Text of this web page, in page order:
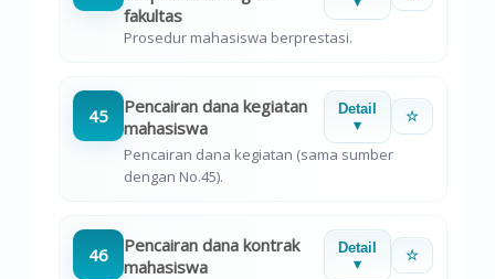
fakultas
Prosedur mahasiswa berprestasi.
45
Pencairan dana kegiatan
mahasiswa
Detail
▾
☆
Pencairan dana kegiatan (sama sumber
dengan No.45).
46
Pencairan dana kontrak
mahasiswa
Detail
▾
☆